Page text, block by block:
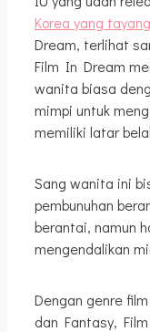
Korea yang
Dream, terlihat
Film In Dream
wanita biasa
mimpi untuk
memiliki latar
Sang wanita ini
pembunuhan
berantai, namun
mengendalikan
Dengan genre
dan Fantasy,